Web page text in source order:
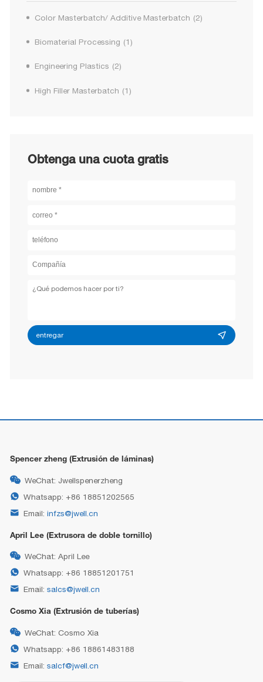
Color Masterbatch/ Additive Masterbatch (2)
Biomaterial Processing (1)
Engineering Plastics (2)
High Filler Masterbatch (1)
Obtenga una cuota gratis
entregar
Spencer zheng (Extrusión de láminas)
 WeChat: Jwellspenerzheng
 Whatsapp: +86 18851202565
 Email: infzs@jwell.cn
April Lee (Extrusora de doble tornillo)
 WeChat: April Lee
 Whatsapp: +86 18851201751
 Email: salcs@jwell.cn
Cosmo Xia (Extrusión de tuberías)
 WeChat: Cosmo Xia
 Whatsapp: +86 18861483188
 Email: salcf@jwell.cn